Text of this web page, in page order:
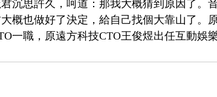
沉思許久，呵道：那我大概猜到原因了。
概也做好了決定，給自己找個大靠山了。
一職，原遠方科技CTO王俊煜出任互動娛